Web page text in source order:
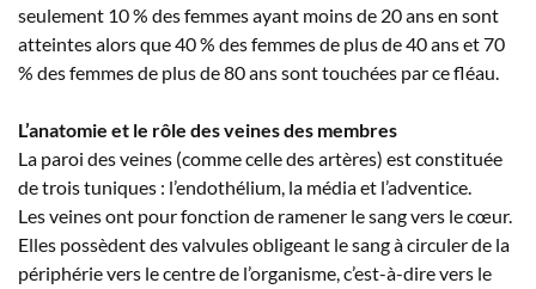
seulement 10 % des femmes ayant moins de 20 ans en sont
atteintes alors que 40 % des femmes de plus de 40 ans et 70
% des femmes de plus de 80 ans sont touchées par ce fléau.
L’anatomie et le rôle des veines des membres
La paroi des veines (comme celle des artères) est constituée
de trois tuniques : l’endothélium, la média et l’adventice.
Les veines ont pour fonction de ramener le sang vers le cœur.
Elles possèdent des valvules obligeant le sang à circuler de la
périphérie vers le centre de l’organisme, c’est-à-dire vers le